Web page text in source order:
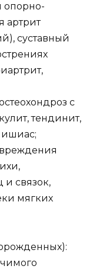
опорно-
артрит
суставный
с
тендинит,
ишиас;
связок,
мягких